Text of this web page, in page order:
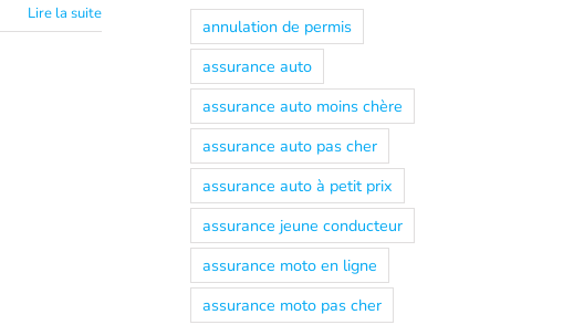
Lire la suite
annulation de permis
assurance auto
assurance auto moins chère
assurance auto pas cher
assurance auto à petit prix
assurance jeune conducteur
assurance moto en ligne
assurance moto pas cher